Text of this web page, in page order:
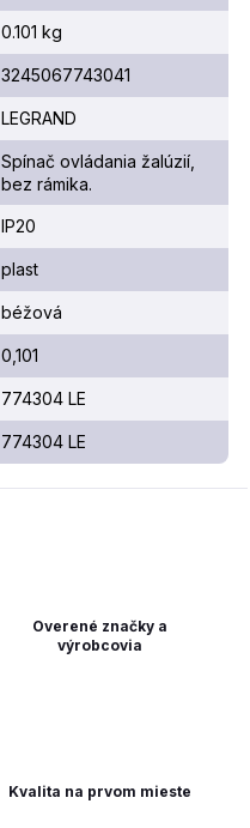
0.101 kg
3245067743041
LEGRAND
Spínač ovládania žalúzií,
bez rámika.
IP20
plast
béžová
0,101
774304 LE
774304 LE
Kvalita na prvom mieste
Overené značky a
výrobcovia